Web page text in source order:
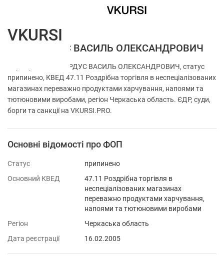
ФОП КУРДУС ВАСИЛЬ ОЛЕКСАНДРОВИЧ
Перевірка ФОП КУРДУС ВАСИЛЬ ОЛЕКСАНДРОВИЧ, статус
припинено, КВЕД 47.11 Роздрібна торгівля в неспеціалізованих
магазинах переважно продуктами харчування, напоями та
тютюновими виробами, регіон Черкаська область. ЄДР, суди,
борги та санкції на VKURSI.PRO.
Основні відомості про ФОП
Статус
припинено
Основний КВЕД
47.11 Роздрібна торгівля в
неспеціалізованих магазинах
переважно продуктами харчування,
напоями та тютюновими виробами
Регіон
Черкаська область
Дата реєстрації
16.02.2005
VKURSI